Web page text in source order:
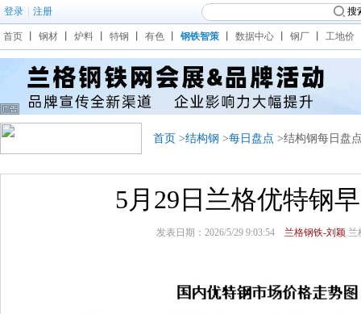
登录 注册 搜
首页 钢材 炉料 特钢 有色 钢铁智策 数据中心 钢厂 工地价
首页 >结构钢 >每日盘点 >结构钢每日盘
5月29日兰格优特钢
发表日期：2026/5/29 9:03:54兰格钢铁-刘颖 兰